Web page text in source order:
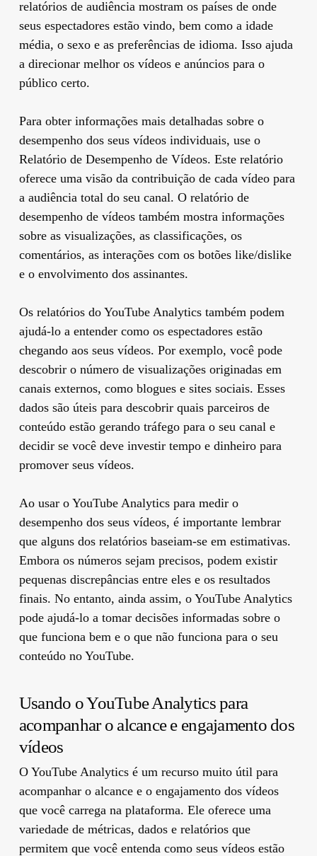
relatórios de audiência mostram os países de onde
seus espectadores estão vindo, bem como a idade
média, o sexo e as preferências de idioma. Isso ajuda
a direcionar melhor os vídeos e anúncios para o
público certo.
Para obter informações mais detalhadas sobre o
desempenho dos seus vídeos individuais, use o
Relatório de Desempenho de Vídeos. Este relatório
oferece uma visão da contribuição de cada vídeo para
a audiência total do seu canal. O relatório de
desempenho de vídeos também mostra informações
sobre as visualizações, as classificações, os
comentários, as interações com os botões like/dislike
e o envolvimento dos assinantes.
Os relatórios do YouTube Analytics também podem
ajudá-lo a entender como os espectadores estão
chegando aos seus vídeos. Por exemplo, você pode
descobrir o número de visualizações originadas em
canais externos, como blogues e sites sociais. Esses
dados são úteis para descobrir quais parceiros de
conteúdo estão gerando tráfego para o seu canal e
decidir se você deve investir tempo e dinheiro para
promover seus vídeos.
Ao usar o YouTube Analytics para medir o
desempenho dos seus vídeos, é importante lembrar
que alguns dos relatórios baseiam-se em estimativas.
Embora os números sejam precisos, podem existir
pequenas discrepâncias entre eles e os resultados
finais. No entanto, ainda assim, o YouTube Analytics
pode ajudá-lo a tomar decisões informadas sobre o
que funciona bem e o que não funciona para o seu
conteúdo no YouTube.
Usando o YouTube Analytics para
acompanhar o alcance e engajamento dos
vídeos
O YouTube Analytics é um recurso muito útil para
acompanhar o alcance e o engajamento dos vídeos
que você carrega na plataforma. Ele oferece uma
variedade de métricas, dados e relatórios que
permitem que você entenda como seus vídeos estão